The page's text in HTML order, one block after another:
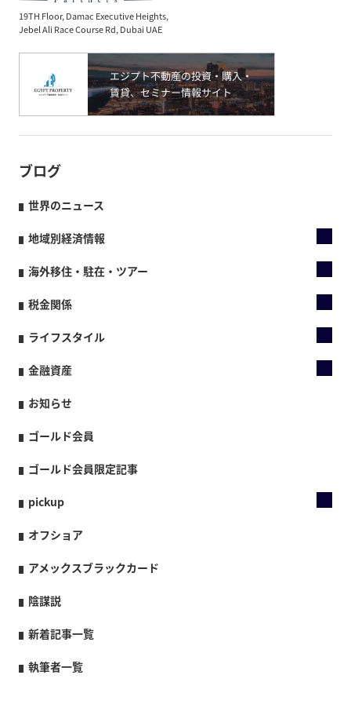
19TH Floor, Damac Executive Heights,
Jebel Ali Race Course Rd, Dubai UAE
ブログ
世界のニュース
地域別経済情報
海外移住・駐在・ツアー
税金関係
ライフスタイル
金融資産
お知らせ
ゴールド会員
ゴールド会員限定記事
pickup
オフショア
アメックスブラックカード
陰謀説
新着記事一覧
執筆者一覧